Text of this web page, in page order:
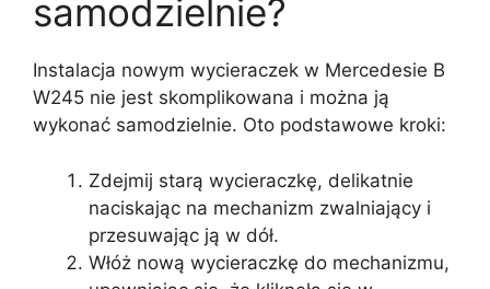
samodzielnie?
Instalacja nowym wycieraczek w Mercedesie B
W245 nie jest skomplikowana i można ją
wykonać samodzielnie. Oto podstawowe kroki:
Zdejmij starą wycieraczkę, delikatnie
naciskając na mechanizm zwalniający i
przesuwając ją w dół.
Włóż nową wycieraczkę do mechanizmu,